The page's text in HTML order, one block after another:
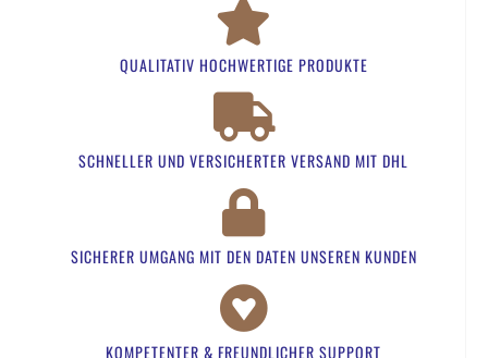
QUALITATIV HOCHWERTIGE PRODUKTE
SCHNELLER UND VERSICHERTER VERSAND MIT DHL
SICHERER UMGANG MIT DEN DATEN UNSEREN KUNDEN​
KOMPETENTER & FREUNDLICHER SUPPORT​